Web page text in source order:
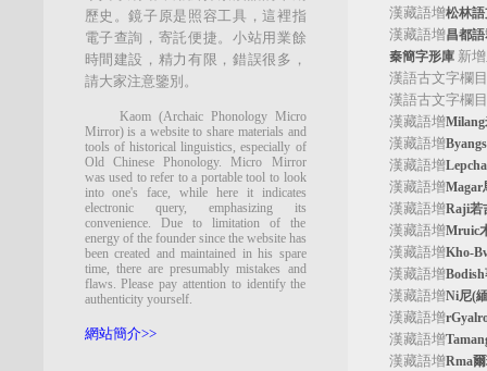
歷史。鏡子原是照容工具，這裡指
電子查詢，寄託便捷。小站用業餘
時間建設，精力有限，錯誤很多，
請大家注意鑒別。
Kaom (Archaic Phonology Micro
Mirror) is a website to share materials and
tools of historical linguistics, especially of
Old Chinese Phonology. Micro Mirror
was used to refer to a portable tool to look
into one's face, while here it indicates
electronic query, emphasizing its
convenience. Due to limitation of the
energy of the founder since the website has
been created and maintained in his spare
time, there are presumably mistakes and
flaws. Please pay attention to identify the
authenticity yourself.
網站簡介>>
漢藏語增松林語
漢藏語增昌都語
秦簡字形庫新增
漢語古文字欄
漢語古文字欄
漢藏語增Milang
漢藏語增
漢藏語增
漢藏語增Magar
漢藏語增Raji若
漢藏語增Mruic
漢藏語增Kho-
漢藏語增
漢藏語增Ni尼(
漢藏語增
漢藏語增
漢藏語增Rma